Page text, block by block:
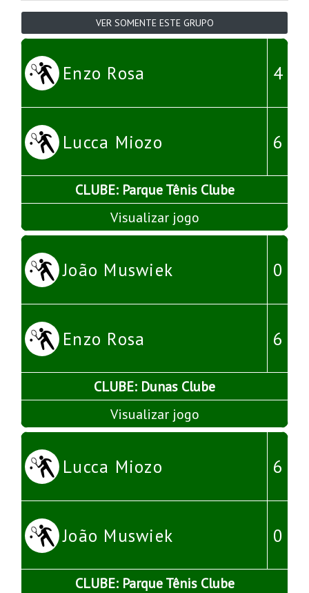
VER SOMENTE ESTE GRUPO
Enzo Rosa
Lucca Miozo
4
6
CLUBE: Parque Tênis Clube
Visualizar jogo
João Muswiek
Enzo Rosa
0
6
CLUBE: Dunas Clube
Visualizar jogo
Lucca Miozo
João Muswiek
6
0
CLUBE: Parque Tênis Clube